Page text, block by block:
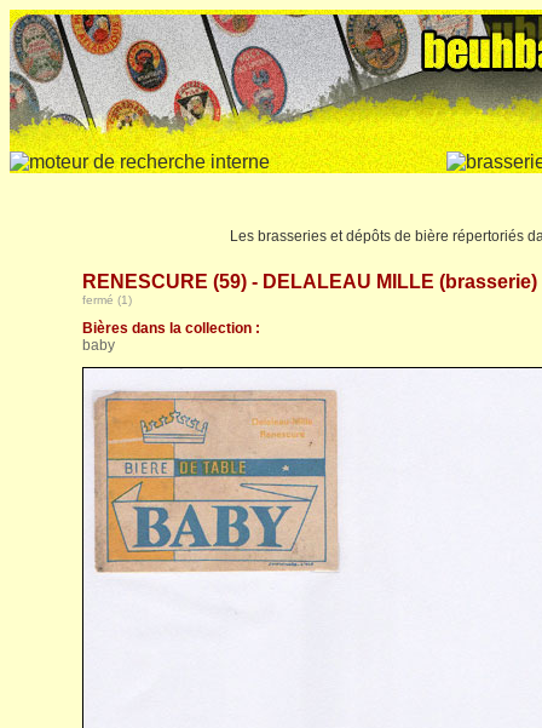
Les brasseries et dépôts de bière répertoriés
RENESCURE (59) - DELALEAU MILLE (brasserie)
fermé (1)
Bières dans la collection :
baby